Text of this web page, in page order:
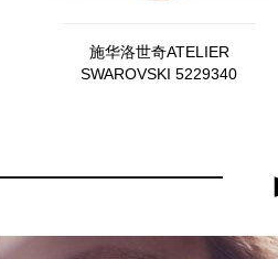
施华洛世奇ATELIER
SWAROVSKI 5229340